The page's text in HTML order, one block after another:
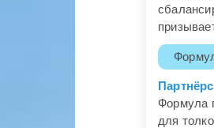
Формула
для